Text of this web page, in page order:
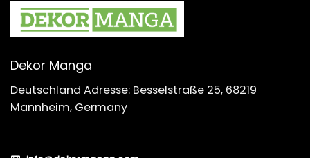
Dekor Manga
Deutschland Adresse: Besselstraße 25, 68219
Mannheim, Germany